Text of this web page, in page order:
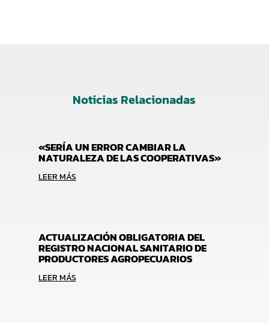
Noticias Relacionadas
«SERÍA UN ERROR CAMBIAR LA
NATURALEZA DE LAS COOPERATIVAS»
LEER MÁS
ACTUALIZACIÓN OBLIGATORIA DEL
REGISTRO NACIONAL SANITARIO DE
PRODUCTORES AGROPECUARIOS
LEER MÁS